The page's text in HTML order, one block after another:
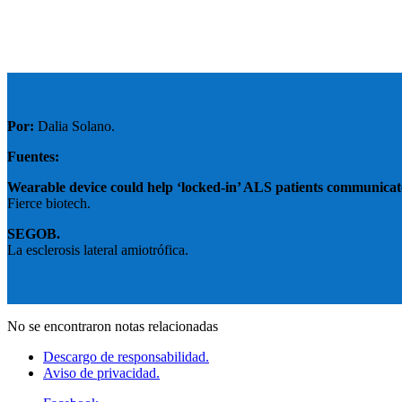
Por: Dalia Solano.
Fuentes:
Wearable device could help ‘locked-in’ ALS patients
Fierce biotech.
SEGOB.
La esclerosis lateral amiotrófica.
No se encontraron notas relacionadas
Descargo de responsabilidad.
Aviso de privacidad.